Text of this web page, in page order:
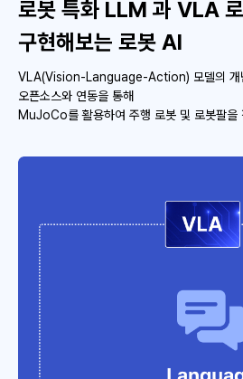
로봇 특화 LLM 과 VLA
구현해보는 로봇 AI
VLA(Vision-Language-Action) 모델의 개
오픈소스와 연동을 통해
MuJoCo를 활용하여 주행 로봇 및 로봇팔을